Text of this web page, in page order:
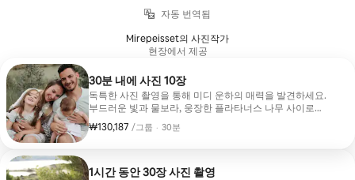
자동 번역됨
Mirepeisset의 사진작가
현장에서 제공
30분 내에 사진 10장
독특한 사진 촬영을 통해 미디 운하의 매력을 발견하세요.
부드러운 빛과 물보라, 웅장한 플라타너스 나무 사이로
강둑을 따라 30분 동안 여러분을 모시겠습니다. 저희와
함께라면 휴가를 기록하기에 완벽한 자연스럽고 즉흥적인
이 갤러리를 공유하거나 기념품으로 보관하실 수 있습니다.
₩130,187 /그룹
그룹당 ₩130,187
, · 30분
1시간 동안 30장 사진 촬영